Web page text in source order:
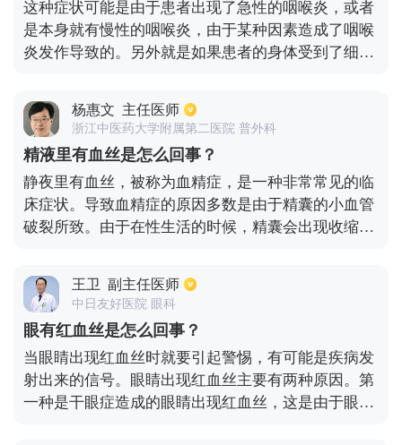
题，建议及时就诊正规医院妇科，做白带常规及阴道
镜等检查，明确病因后进行积极治疗。
这种症状可能是由于患者出现了急性的咽喉炎，或者
是本身就有慢性的咽喉炎，由于某种因素造成了咽喉
炎发作导致的。另外就是如果患者的身体受到了细菌
造成这种症状。建议患者可以先到当地的医院检查一
下，可以做一个血常规检查，查明病因之后再对症治
疗，一般可以在医生的指导下服用消炎的药物。建议
患者在治疗的过程中要注意多喝水，一般以温开水为
宜，尽量不要抽烟喝酒或者是饮用碳酸饮料。在饮食
中也要注意多吃一些清淡的水果和蔬菜，尽量不要吃
辣椒等辛辣刺激性食物。
杨惠文 主任医师
浙江中医药大学附属第二医院 普外科
精液里有血丝是怎么回事？
静夜里有血丝，被称为血精症，是一种非常常见的临
床症状。导致血精症的原因多数是由于精囊的小血管
破裂所致。由于在性生活的时候，精囊会出现收缩，
然后血液会进入精液中，而在排精的时候，精囊中总
会存在一些残留的精液，进入精液的血液也就自然残
留在精囊中，因此在排精的时候就会出现血丝。几个
月后就会自行消失，也可能根据不同体质而延长或缩
短时间，不用过于惊慌和担心，也不用着急。
王卫 副主任医师
中日友好医院 眼科
眼有红血丝是怎么回事？
当眼睛出现红血丝时就要引起警惕，有可能是疾病发
射出来的信号。眼睛出现红血丝主要有两种原因。第
一种是干眼症造成的眼睛出现红血丝，这是由于眼部